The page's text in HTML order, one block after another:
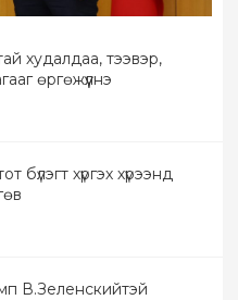
худалдаа, тээвэр,
өргөжүүлнэ
бүлэгт хүргэх хүрээнд
В.Зеленскийтэй